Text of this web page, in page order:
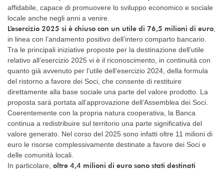
affidabile, capace di promuovere lo sviluppo economico e sociale
locale anche negli anni a venire.
L’esercizio 2025 si è chiuso con un utile di 76,5 milioni di euro
in linea con l’andamento positivo dell’intero comparto bancario.
Tra le principali iniziative proposte per la destinazione dell’utile
relativo all’esercizio 2025 vi è il riconoscimento, in continuità con
quanto già avvenuto per l’utile dell’esercizio 2024, della formula
del ristorno a favore dei Soci, che consente di restituire
direttamente alla base sociale una parte del valore prodotto. La
proposta sarà portata all’approvazione dell’Assemblea dei Soci.
Coerentemente con la propria natura cooperativa, la Banca
continua a redistribuire sul territorio una parte significativa del
valore generato. Nel corso del 2025 sono infatti oltre 11 milioni di
euro le risorse complessivamente destinate a favore dei Soci e
delle comunità locali.
In particolare, oltre 4,4 milioni di euro sono stati destinati